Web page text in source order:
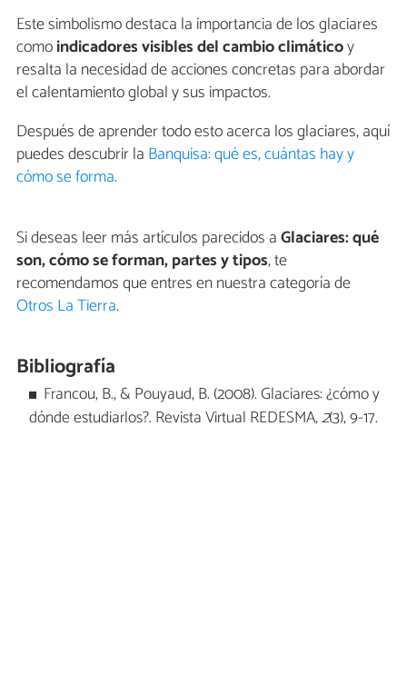
Este simbolismo destaca la importancia de los glaciares
comoindicadores visibles del cambio climáticoy
resalta la necesidad de acciones concretas para abordar
el calentamiento global y sus impactos.
Después de aprender todo esto acerca los glaciares, aquí
puedes descubrir la Banquisa: qué es, cuántas hay y
cómo se forma.
Si deseas leer más artículos parecidos aGlaciares: qué
son, cómo se forman, partes y tipos, te
recomendamos que entres en nuestra categoría de
Otros La Tierra.
Bibliografía
Francou, B., & Pouyaud, B. (2008). Glaciares: ¿cómo y
dónde estudiarlos?. Revista Virtual REDESMA,2(3), 9-17.